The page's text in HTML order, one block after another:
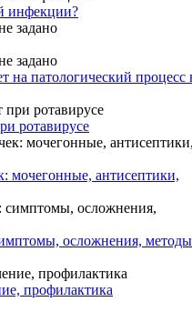
инфекции?
на патологический процесс
ротавирусе
мочегонные, антисептики,
осложнения, методы
профилактика